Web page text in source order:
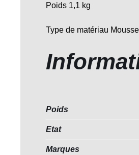
Poids 1,1 kg
Type de matériau
Poids
Etat
Marques